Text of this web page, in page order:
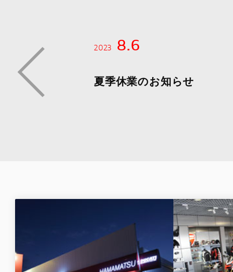
2023 8.6
夏季休業のお知らせ